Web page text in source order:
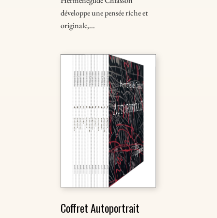
développe une pensée riche et
originale,...
Coffret Autoportrait